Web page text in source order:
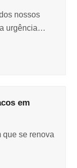
nossos
urgência…
em
que se renova